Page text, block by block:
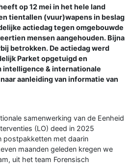
op 12 mei in het hele land
tientallen (vuur)wapens in beslag
actiedag tegen omgebouwde
mensen aangehouden. Bijna
betrokken. De actiedag werd
Parket opgetuigd en
intelligence & internationale
aanleiding van informatie van
samenwerking van de Eenheid
(LO) deed in 2025
postpakketten met daarin
maanden geleden kregen we
uit het team Forensisch